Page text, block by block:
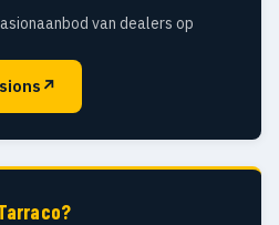
van dealers op
↗